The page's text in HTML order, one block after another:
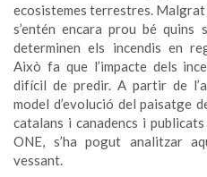
ecosistemes terrestres.
s’entén encara prou bé
determinen els incendis en
Això fa que l’impacte dels
difícil de predir. A partir de
model d’evolució del paisatge
catalans i canadencs i
ONE, s’ha pogut analitzar
vessant.